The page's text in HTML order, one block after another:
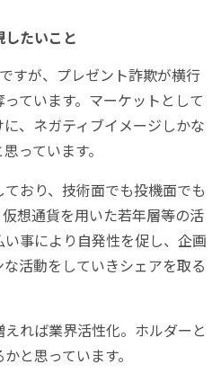
たいこと
すが、プレゼント詐欺が横行
ています。マーケットとして
、ネガティブイメージしかな
っています。
おり、技術面でも投機面でも
想通貨を用いた若年層等の活
事により自発性を促し、企画
活動をしていきシェアを取る
れば業界活性化。ホルダーと
と思っています。